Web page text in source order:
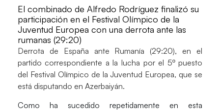
El combinado de Alfredo Rodríguez finalizó su
participación en el Festival Olímpico de la
Juventud Europea con una derrota ante las
rumanas (29:20)
Derrota de España ante Rumanía (29:20), en el
partido correspondiente a la lucha por el 5º puesto
del Festival Olímpico de la Juventud Europea, que se
está disputando en Azerbaiyán.
Como ha sucedido repetidamente en esta